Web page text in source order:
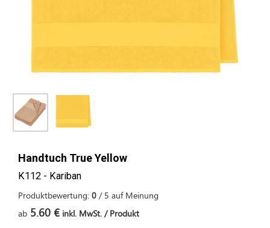
Handtuch True Yellow
K112 - Kariban
Produktbewertung: 0 / 5 auf Meinung
ab 5.60 € inkl. MwSt. / Produkt